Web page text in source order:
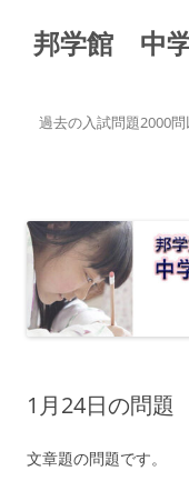
テ
ン
キ
ッ
邦学館 中
過去の入試問題2000
1月24日の問題
文章題の問題です。